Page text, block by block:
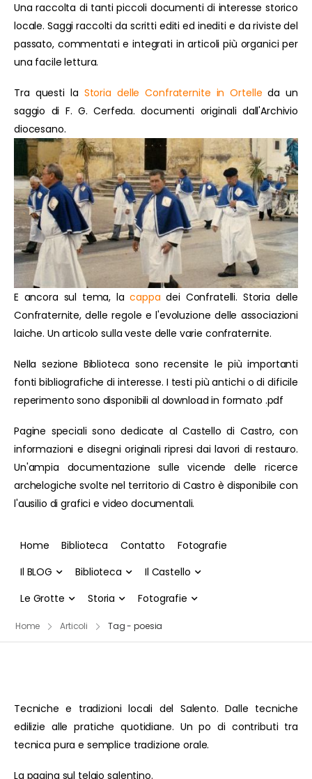
Una raccolta di tanti piccoli documenti di interesse storico
locale. Saggi raccolti da scritti editi ed inediti e da riviste del
passato, commentati e integrati in articoli più organici per
una facile lettura.
Tra questi la Storia delle Confraternite in Ortelle da un
saggio di F. G. Cerfeda. documenti originali dall'Archivio
diocesano.
E ancora sul tema, lacappa dei Confratelli. Storia delle
Confraternite, delle regole e l'evoluzione delle associazioni
laiche. Un articolo sulla veste delle varie confraternite.
Nella sezione Biblioteca sono recensite le più importanti
fonti bibliografiche di interesse. I testi più antichi o di dificile
reperimento sono disponibili al download in formato .pdf
Pagine speciali sono dedicate al Castello di Castro, con
informazioni e disegni originali ripresi dai lavori di restauro.
Un'ampia documentazione sulle vicende delle ricerce
archelogiche svolte nel territorio di Castro è disponibile con
l'ausilio di grafici e video documentali.
Home Biblioteca Contatto
Fotografie
Il BLOG
Biblioteca
Il Castello
Le Grotte
Storia Fotografie
Home Articoli Tag - poesia
Tecniche e tradizioni locali del Salento. Dalle tecniche
edilizie alle pratiche quotidiane. Un po di contributi tra
tecnica pura e semplice tradizione orale.
La pagina sul telaio salentino.